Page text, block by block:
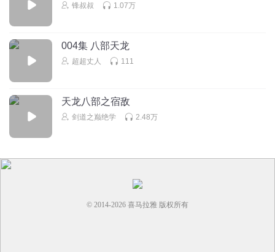
锋叔叔 1.07万
004集 八部天龙
超超丈人 111
天龙八部之宿敌
剑道之巅绝学 2.48万
© 2014-2026 喜马拉雅 版权所有